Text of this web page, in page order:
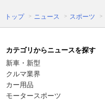
トップ ニュース スポーツ
カテゴリからニュースを探す
新車・新型
クルマ業界
カー用品
モータースポーツ